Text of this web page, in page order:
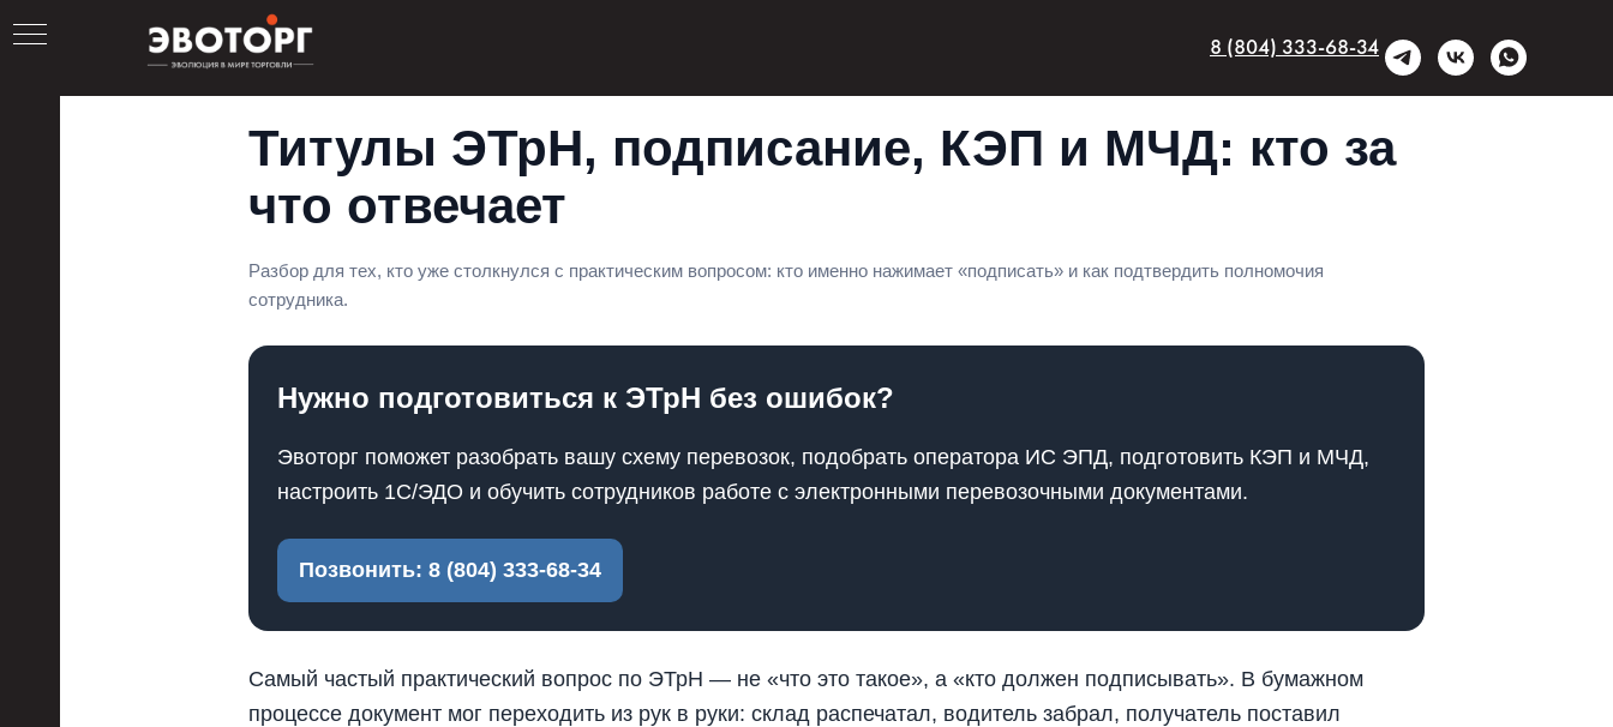
8 (804) 333-68-34
Титулы ЭТрН, подписание, КЭП и МЧД: кто за
что отвечает
Разбор для тех, кто уже столкнулся с практическим вопросом: кто именно нажимает «подписать» и как подтвердить полномочия
сотрудника.
Нужно подготовиться к ЭТрН без ошибок?
Эвоторг поможет разобрать вашу схему перевозок, подобрать оператора ИС ЭПД, подготовить КЭП и МЧД,
настроить 1С/ЭДО и обучить сотрудников работе с электронными перевозочными документами.
Позвонить: 8 (804) 333-68-34
Самый частый практический вопрос по ЭТрН — не «что это такое», а «кто должен подписывать». В бумажном
процессе документ мог переходить из рук в руки: склад распечатал, водитель забрал, получатель поставил